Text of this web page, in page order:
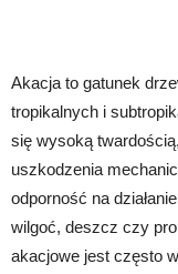
Akacja to gatunek
tropikalnych i
się wysoką
uszkodzenia
odporność na
wilgoć, deszcz czy
akacjowe jest często